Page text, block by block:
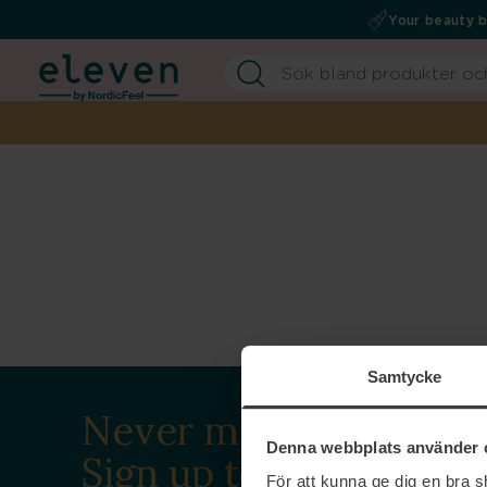
Samtycke
Denna webbplats använder
För att kunna ge dig en bra
Your beauty
Never miss a beat.
Sign up to our